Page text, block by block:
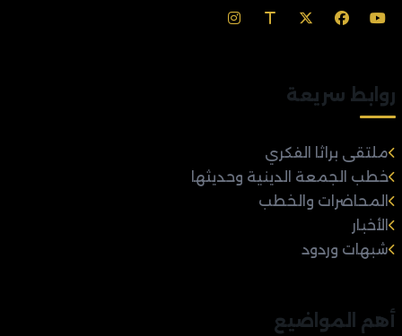
روابط سريعة
ملتقى براثا الفكري
خطب الجمعة الدينية وحديثها
المحاضرات والخطب
الأخبار
شبهات وردود
أهم المواضيع